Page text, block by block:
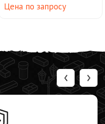
Цена по запросу
‹ ›